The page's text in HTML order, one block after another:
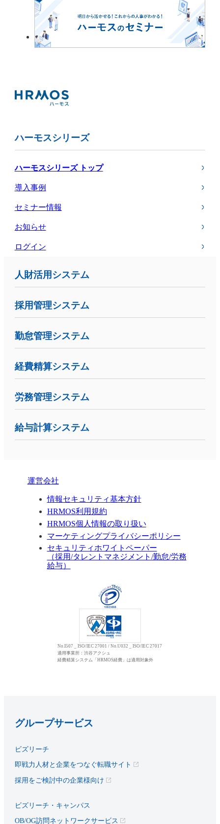
ハーモスシリーズ
ハーモスシリーズ トップ
導入事例
セミナー情報
お知らせ
ログイン
人財活用システム
採用管理システム
勤怠管理システム
経費精算システム
労務管理システム
給与計算システム
運営会社
情報セキュリティ基本方針
HRMOS利用規約
HRMOS個人情報の取り扱い
マーケティングプライバシーポリシー
セキュリティホワイトペーパー
（採用/タレントマネジメント/勤怠/労務
給与）
No.I507 _ ISO/IEC 27001 / No.U032 _ ISO/IEC 27017
適用事業所：渋谷アクシュ
経費精算システム「HRMOS経費」は適用対象外
グループサービス
ビズリーチ
即戦力人材と企業をつなぐ転職サイト
採用をご検討中の企業様向け
ビズリーチ・キャンパス
OB/OG訪問ネットワークサービス